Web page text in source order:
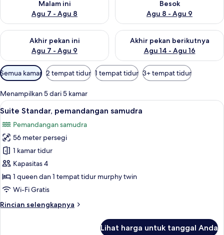
Malam ini
Agu 7 - Agu 8
Besok
Agu 8 - Agu 9
Akhir pekan ini
Agu 7 - Agu 9
Periksa ketersediaan untuk akhir pekan ini Agu 7 - Agu 9
Akhir pekan berikutnya
Agu 14 - Agu 16
Periksa ketersediaan untuk
Filter
tersedia
untuk
kamar
Semua kamar 2 tempat tidur 1 tempat tidur 3+ tempat tidur
Menampilkan 5 dari 5 kamar
Lihat
semua
foto
untuk
Suite
Standar,
pemandangan
samudra
Suite Standar, pemandangan
3
Suite Standar, pemandangan samudra
Pemandangan samudra
56 meter persegi
1 kamar tidur
Kapasitas 4
1 queen dan 1 tempat tidur murphy twin
Wi-Fi Gratis
Rincian selengkapnya
Rincian
Lihat harga untuk tanggal Anda